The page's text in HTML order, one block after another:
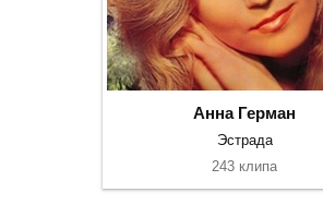
Анна Герман
Эстрада
243 клипа